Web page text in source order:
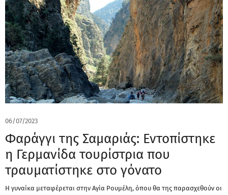
06/07/2023
Φαράγγι της Σαμαριάς: Εντοπίστηκε
η Γερμανίδα τουρίστρια που
τραυματίστηκε στο γόνατο
Η γυναίκα μεταφέρεται στην Αγία Ρουμέλη, όπου θα της παρασχεθούν οι